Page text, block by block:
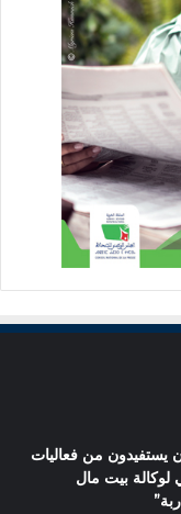
يستفيدون من فعاليات
لوكالة بيت مال